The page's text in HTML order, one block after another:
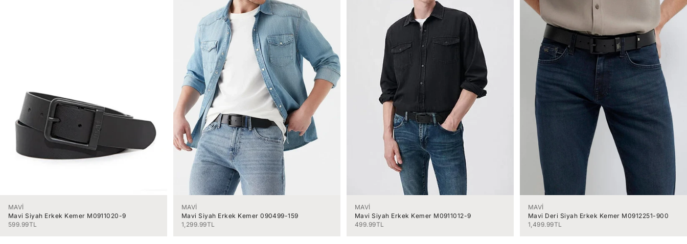
MAVİ
Mavi Siyah Erkek Kemer M0911020-9
İndirimli fiyat
599.99TL
MAVİ
Mavi Siyah Erkek Kemer 090499-159
İndirimli fiyat
1,299.99TL
MAVİ
Mavi Siyah Erkek Kemer M0911012-9
İndirimli fiyat
499.99TL
MAVİ
Mavi Deri Siyah Erkek Kemer M0912251-900
İndirimli fiyat
1,499.99TL